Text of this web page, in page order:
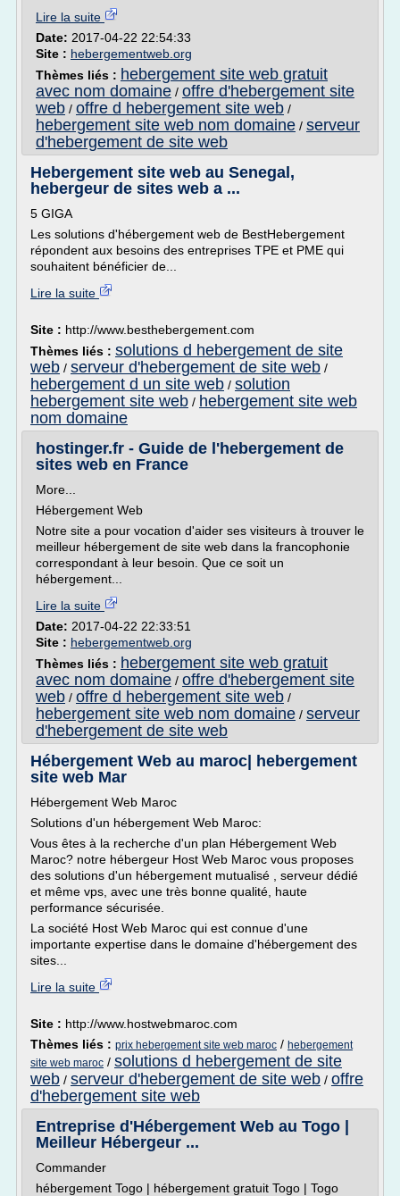
Lire la suite
Date: 2017-04-22 22:54:33
Site : hebergementweb.org
Thèmes liés : hebergement site web gratuit
avec nom domaine / offre d'hebergement site
web / offre d hebergement site web /
hebergement site web nom domaine / serveur
d'hebergement de site web
Hebergement site web au Senegal,
hebergeur de sites web a ...
5 GIGA
Les solutions d'hébergement web de BestHebergement
répondent aux besoins des entreprises TPE et PME qui
souhaitent bénéficier de...
Lire la suite
Site : http://www.besthebergement.com
Thèmes liés : solutions d hebergement de site
web / serveur d'hebergement de site web /
hebergement d un site web / solution
hebergement site web / hebergement site web
nom domaine
hostinger.fr - Guide de l'hebergement de
sites web en France
More...
Hébergement Web
Notre site a pour vocation d'aider ses visiteurs à trouver le
meilleur hébergement de site web dans la francophonie
correspondant à leur besoin. Que ce soit un
hébergement...
Lire la suite
Date: 2017-04-22 22:33:51
Site : hebergementweb.org
Thèmes liés : hebergement site web gratuit
avec nom domaine / offre d'hebergement site
web / offre d hebergement site web /
hebergement site web nom domaine / serveur
d'hebergement de site web
Hébergement Web au maroc| hebergement
site web Mar
Hébergement Web Maroc
Solutions d'un hébergement Web Maroc:
Vous êtes à la recherche d'un plan Hébergement Web
Maroc? notre hébergeur Host Web Maroc vous proposes
des solutions d'un hébergement mutualisé , serveur dédié
et même vps, avec une très bonne qualité, haute
performance sécurisée.
La société Host Web Maroc qui est connue d'une
importante expertise dans le domaine d'hébergement des
sites...
Lire la suite
Site : http://www.hostwebmaroc.com
Thèmes liés : prix hebergement site web maroc / hebergement
site web maroc / solutions d hebergement de site
web / serveur d'hebergement de site web / offre
d'hebergement site web
Entreprise d'Hébergement Web au Togo |
Meilleur Hébergeur ...
Commander
hébergement Togo | hébergement gratuit Togo | Togo